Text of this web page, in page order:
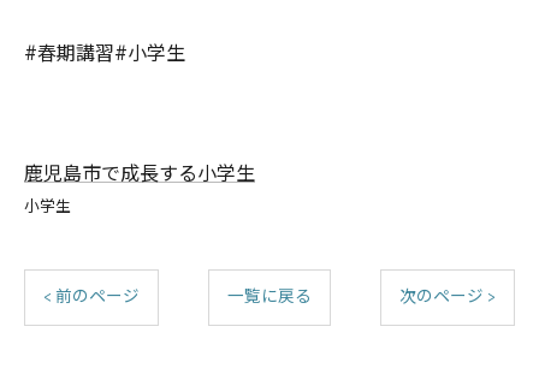
#春期講習#小学生
鹿児島市で成長する小学生
小学生
< 前のページ 一覧に戻る 次のページ >